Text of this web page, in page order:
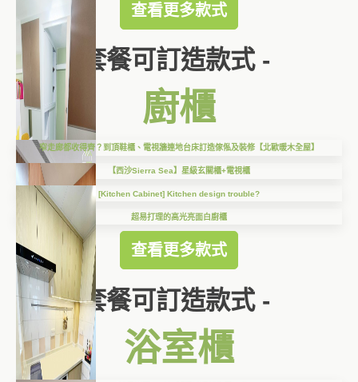
查看更多款式
套餐可訂造款式 -
廚櫃
窄走廊都收得齊？到頂鞋櫃、電視牆連地台床訂造傢俬及裝修【北歐暖木全屋】
【西沙Sierra Sea】星級玄關櫃+電視櫃
[Kitchen Cabinet] Kitchen design trouble?
超易打理的高光亮面白廚櫃
查看更多款式
套餐可訂造款式 -
浴室櫃